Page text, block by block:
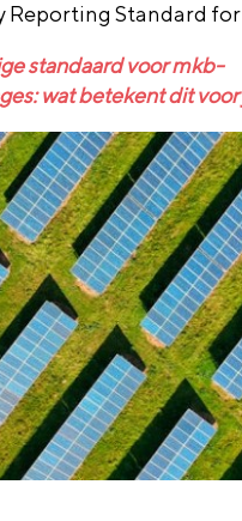
Standard for
standaard voor mkb-
wat betekent dit